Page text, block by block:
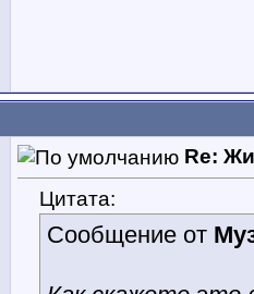
Re:
Цитата:
Сообщение от